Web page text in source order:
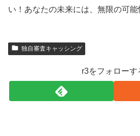
い！あなたの未来には、無限の可能
独自審査キャッシング
r3をフォローす